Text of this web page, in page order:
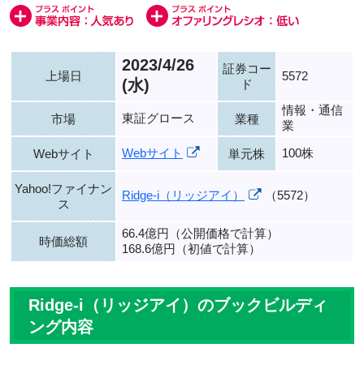
上場日
2023/4/26
(水)
証券コー
ド
5572
市場 東証グロース 業種
情報・通信
業
Webサイト Webサイト 単元株 100株
Yahoo!ファイナン
ス
Ridge-i（リッジアイ） （5572）
時価総額
66.4億円（公開価格で計算）
168.6億円（初値で計算）
Ridge-i（リッジアイ）のブックビルディ
ング内容